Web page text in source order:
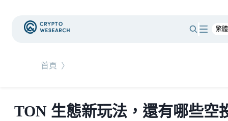
首頁 〉
TON 生態新玩法，還有哪些空